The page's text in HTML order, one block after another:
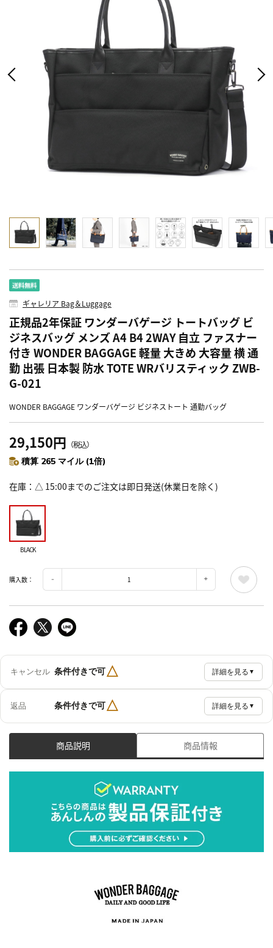
ギャレリア Bag＆Luggage
正規品2年保証 ワンダーバゲージ トートバッグ ビ
ジネスバッグ メンズ A4 B4 2WAY 自立 ファスナー
付き WONDER BAGGAGE 軽量 大きめ 大容量 横 通
勤 出張 日本製 防水 TOTE WRバリスティック ZWB-
G-021
WONDER BAGGAGE ワンダーバゲージ ビジネストート 通勤バッグ
29,150円 （税込）
積算 265 マイル (1倍)
在庫 △ 15:00までのご注文は即日発送(休業日を除く)
BLACK
購入数：
キャンセル 条件付きで可△ 詳細を見る ▼
返品 条件付きで可△ 詳細を見る ▼
商品説明 商品情報